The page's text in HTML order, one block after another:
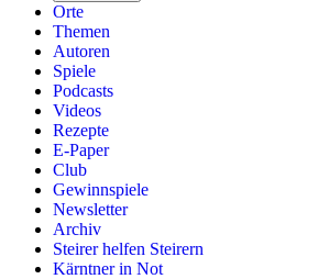
Orte
Themen
Autoren
Spiele
Podcasts
Videos
Rezepte
E-Paper
Club
Gewinnspiele
Newsletter
Archiv
Steirer helfen Steirern
Kärntner in Not